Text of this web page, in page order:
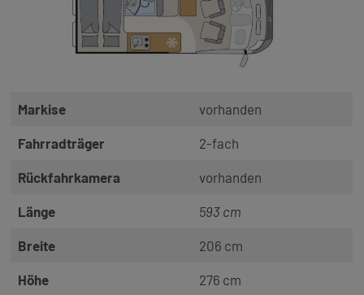
Markise vorhanden
Fahrradträger 2-fach
Rückfahrkamera vorhanden
Länge 593 cm
Breite 206 cm
Höhe 276 cm